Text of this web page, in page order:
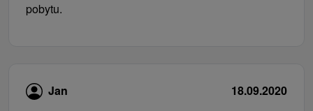
pobytu.
Jan
18.09.2020